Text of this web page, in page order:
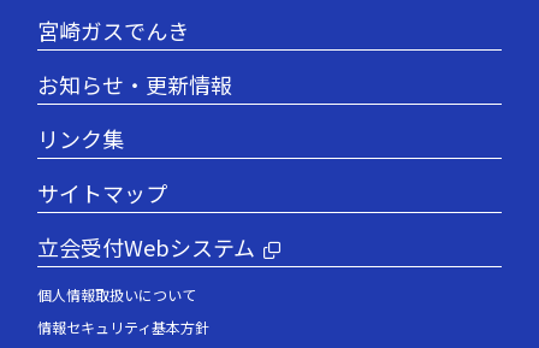
宮崎ガスでんき
お知らせ・更新情報
リンク集
サイトマップ
立会受付Webシステム
個人情報取扱いについて
情報セキュリティ基本方針